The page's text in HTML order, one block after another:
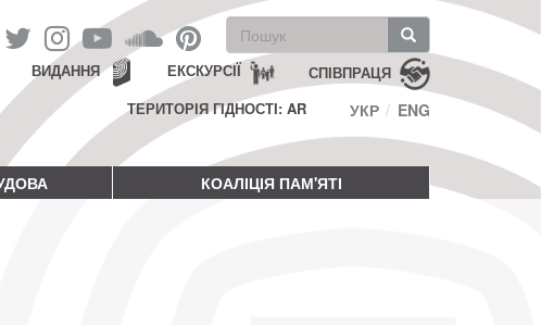
Пошукова
форма
Пошук СПІВПРАЦЯ
ЕКСКУРСІЇ
ВИДАННЯ
ТЕРИТОРІЯ ГІДНОСТІ: AR
УКР ENG
КОАЛІЦІЯ ПАМ'ЯТІ